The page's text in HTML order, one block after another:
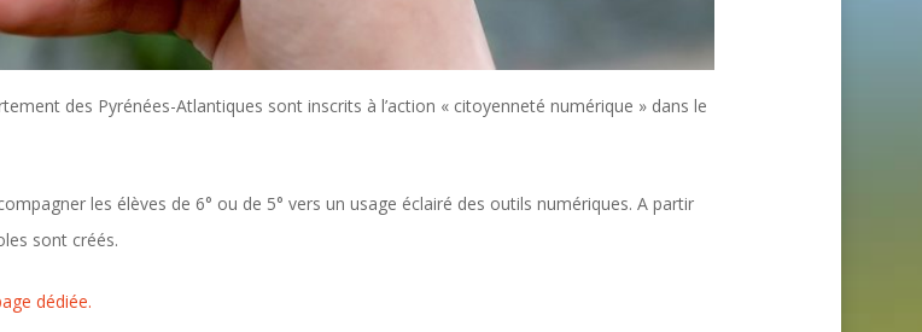
des Pyrénées-Atlantiques sont inscrits à l’action « citoyenneté numérique » dans le
les élèves de 6° ou de 5° vers un usage éclairé des outils numériques. A partir
sont créés.
dédiée.